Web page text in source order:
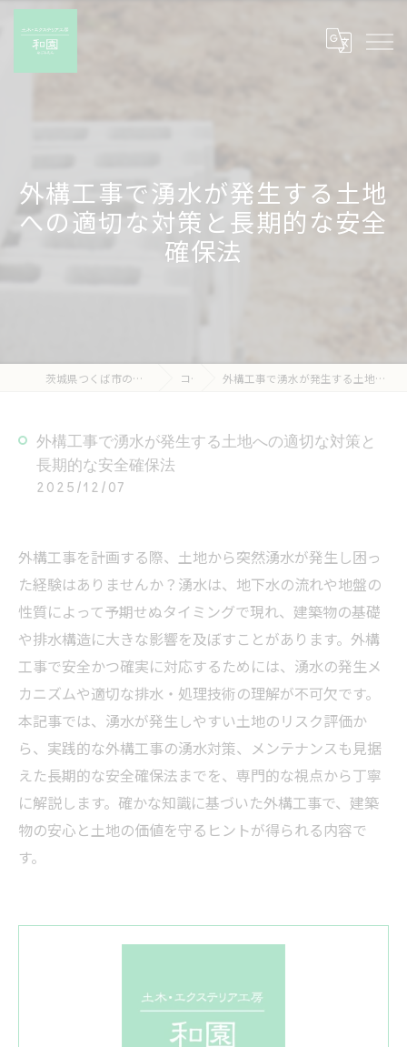
外構工事で湧水が発生する土地
への適切な対策と長期的な安全
確保法
茨城県つくば市の外構工事なら有限会社和園 コラム 外構工事で湧水が発生する土地への適切な対策と長期的な安全確保法
外構工事で湧水が発生する土地への適切な対策と
長期的な安全確保法
2025/12/07
外構工事を計画する際、土地から突然湧水が発生し困っ
た経験はありませんか？湧水は、地下水の流れや地盤の
性質によって予期せぬタイミングで現れ、建築物の基礎
や排水構造に大きな影響を及ぼすことがあります。外構
工事で安全かつ確実に対応するためには、湧水の発生メ
カニズムや適切な排水・処理技術の理解が不可欠です。
本記事では、湧水が発生しやすい土地のリスク評価か
ら、実践的な外構工事の湧水対策、メンテナンスも見据
えた長期的な安全確保法までを、専門的な視点から丁寧
に解説します。確かな知識に基づいた外構工事で、建築
物の安心と土地の価値を守るヒントが得られる内容で
す。